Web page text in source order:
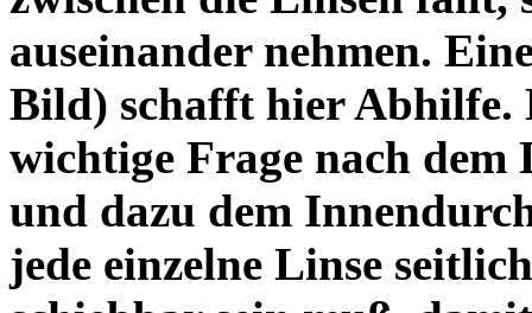
auseinander nehmen.
Bild) schafft hier Abhilfe.
wichtige Frage nach dem
und dazu dem
jede einzelne Linse